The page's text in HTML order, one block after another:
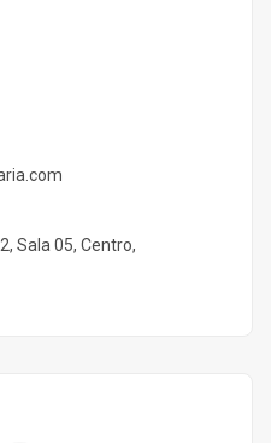
Sala 05, Centro,